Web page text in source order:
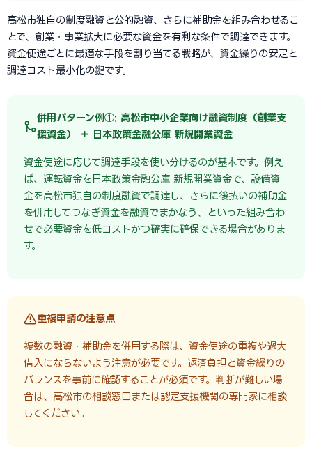
高松市独自の制度融資と公的融資、さらに補助金を組み合わせるこ
とで、創業・事業拡大に必要な資金を有利な条件で調達できます。
資金使途ごとに最適な手段を割り当てる戦略が、資金繰りの安定と
調達コスト最小化の鍵です。
併用パターン例①: 高松市中小企業向け融資制度（創業支
援資金） ＋ 日本政策金融公庫 新規開業資金
資金使途に応じて調達手段を使い分けるのが基本です。例え
ば、運転資金を日本政策金融公庫 新規開業資金で、設備資
金を高松市独自の制度融資で調達し、さらに後払いの補助金
を併用してつなぎ資金を融資でまかなう、といった組み合わ
せで必要資金を低コストかつ確実に確保できる場合がありま
す。
重複申請の注意点
複数の融資・補助金を併用する際は、資金使途の重複や過大
借入にならないよう注意が必要です。返済負担と資金繰りの
バランスを事前に確認することが必須です。判断が難しい場
合は、高松市の相談窓口または認定支援機関の専門家に相談
してください。